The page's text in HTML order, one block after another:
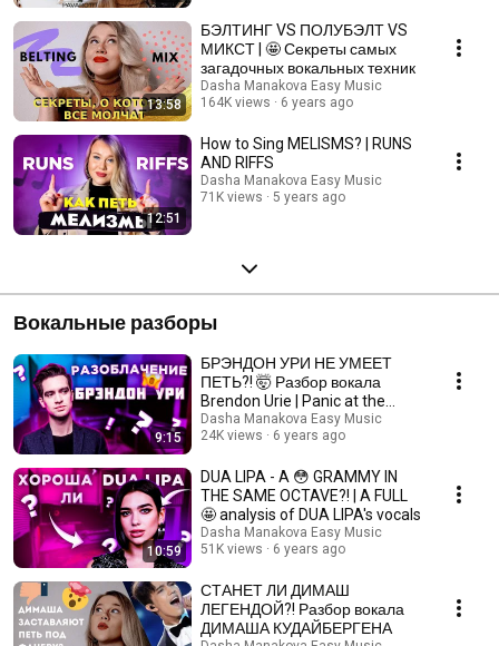
13:58
БЭЛТИНГ VS ПОЛУБЭЛТ VS
МИКСТ | 🤩 Секреты самых
загадочных вокальных техник
Dasha Manakova Easy Music
164K views
6 years ago
12:51
How to Sing MELISMS? | RUNS
AND RIFFS
Dasha Manakova Easy Music
71K views
5 years ago
Вокальные разборы
9:15
БРЭНДОН УРИ НЕ УМЕЕТ
ПЕТЬ?! 🤯 Разбор вокала
Brendon Urie | Panic at the
disco
Dasha Manakova Easy Music
24K views
6 years ago
10:59
DUA LIPA - A 😳 GRAMMY IN
THE SAME OCTAVE?! | A FULL
🤩 analysis of DUA LIPA's vocals
Dasha Manakova Easy Music
51K views
6 years ago
СТАНЕТ ЛИ ДИМАШ
ЛЕГЕНДОЙ?! Разбор вокала
ДИМАША КУДАЙБЕРГЕНА